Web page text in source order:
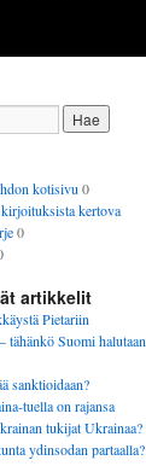
kotisivu 0
kertova
0
artikkelit
Pietariin
tähänkö Suomi halutaan
sanktioidaan?
tuella on rajansa
tukijat Ukrainaa?
ydinsodan partaalla?